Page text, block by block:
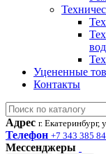
Уцененные
Контакты
Адрес г. Екатеринбург,
Телефон +7 343 385
Мессенджеры